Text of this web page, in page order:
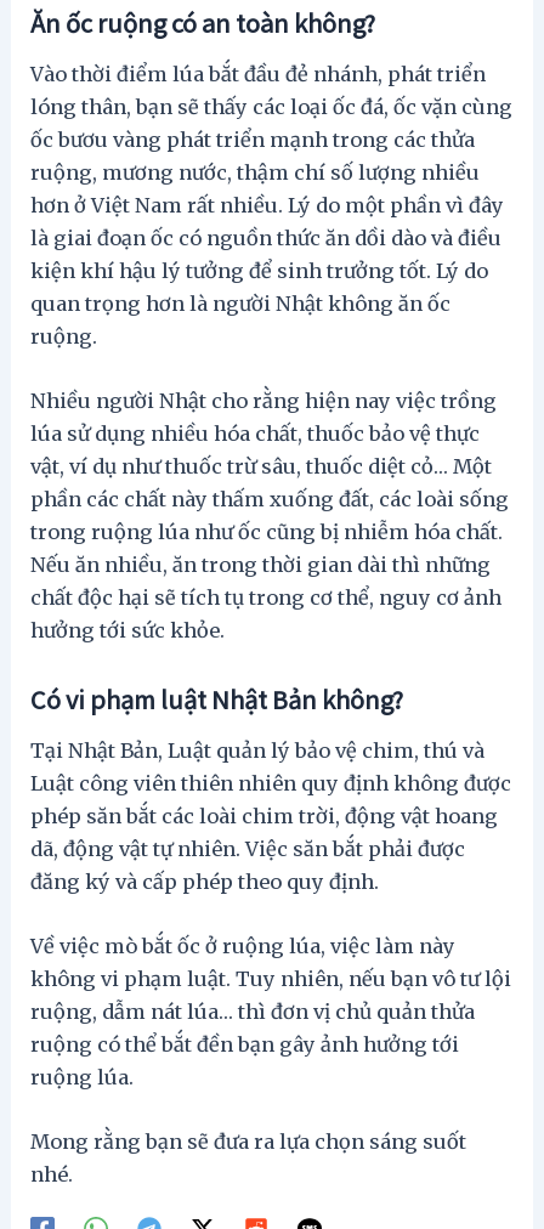
Ăn ốc ruộng có an toàn không?
Vào thời điểm lúa bắt đầu đẻ nhánh, phát triển
lóng thân, bạn sẽ thấy các loại ốc đá, ốc vặn cùng
ốc bươu vàng phát triển mạnh trong các thửa
ruộng, mương nước, thậm chí số lượng nhiều
hơn ở Việt Nam rất nhiều. Lý do một phần vì đây
là giai đoạn ốc có nguồn thức ăn dồi dào và điều
kiện khí hậu lý tưởng để sinh trưởng tốt. Lý do
quan trọng hơn là người Nhật không ăn ốc
ruộng.
Nhiều người Nhật cho rằng hiện nay việc trồng
lúa sử dụng nhiều hóa chất, thuốc bảo vệ thực
vật, ví dụ như thuốc trừ sâu, thuốc diệt cỏ… Một
phần các chất này thấm xuống đất, các loài sống
trong ruộng lúa như ốc cũng bị nhiễm hóa chất.
Nếu ăn nhiều, ăn trong thời gian dài thì những
chất độc hại sẽ tích tụ trong cơ thể, nguy cơ ảnh
hưởng tới sức khỏe.
Có vi phạm luật Nhật Bản không?
Tại Nhật Bản, Luật quản lý bảo vệ chim, thú và
Luật công viên thiên nhiên quy định không được
phép săn bắt các loài chim trời, động vật hoang
dã, động vật tự nhiên. Việc săn bắt phải được
đăng ký và cấp phép theo quy định.
Về việc mò bắt ốc ở ruộng lúa, việc làm này
không vi phạm luật. Tuy nhiên, nếu bạn vô tư lội
ruộng, dẫm nát lúa… thì đơn vị chủ quản thửa
ruộng có thể bắt đền bạn gây ảnh hưởng tới
ruộng lúa.
Mong rằng bạn sẽ đưa ra lựa chọn sáng suốt
nhé.